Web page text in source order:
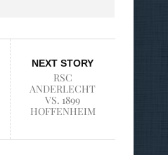
NEXT STORY
RSC
ANDERLECHT
VS. 1899
HOFFENHEIM